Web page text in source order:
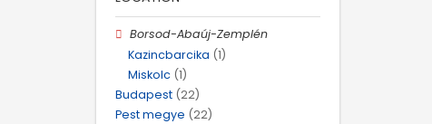
Borsod-Abaúj-Zemplén
Kazincbarcika (1)
Miskolc (1)
Budapest (22)
Pest megye (22)